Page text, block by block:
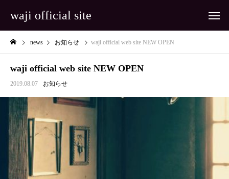
waji official site
news お知らせ waji official web site NEW OPEN
waji official web site NEW OPEN
2019.08.07 お知らせ